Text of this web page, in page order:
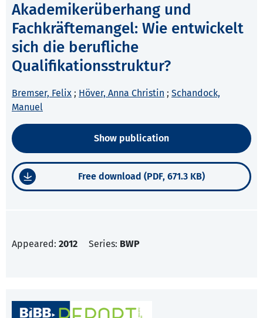
Akademikerüberhang und
Fachkräftemangel: Wie entwickelt
sich die berufliche
Qualifikationsstruktur?
Bremser, Felix ; Höver, Anna Christin ; Schandock,
Manuel
Show publication
Free download (PDF, 671.3 KB)
Appeared: 2012 Series: BWP